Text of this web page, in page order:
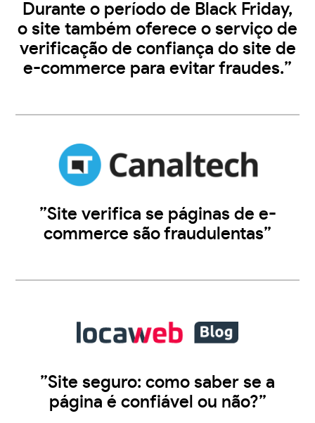
Durante o período de Black Friday,
o site também oferece o serviço de
verificação de confiança do site de
e-commerce para evitar fraudes.”
”Site verifica se páginas de e-
commerce são fraudulentas”
”Site seguro: como saber se a
página é confiável ou não?”